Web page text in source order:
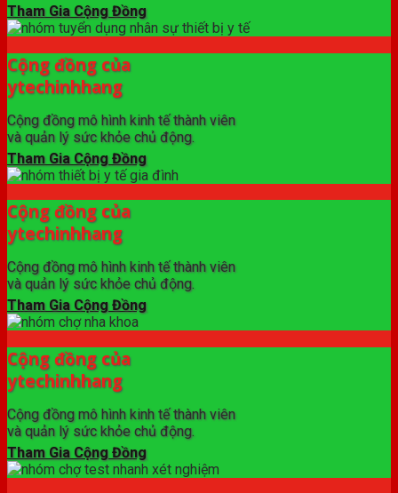
Tham Gia Cộng Đồng
Cộng đồng của
ytechinhhang
Cộng đồng mô hình kinh tế thành viên
và quản lý sức khỏe chủ động.
Tham Gia Cộng Đồng
Cộng đồng của
ytechinhhang
Cộng đồng mô hình kinh tế thành viên
và quản lý sức khỏe chủ động.
Tham Gia Cộng Đồng
Cộng đồng của
ytechinhhang
Cộng đồng mô hình kinh tế thành viên
và quản lý sức khỏe chủ động.
Tham Gia Cộng Đồng